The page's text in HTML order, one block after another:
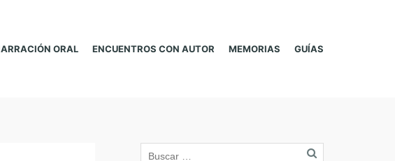
ORAL ENCUENTROS CON AUTOR MEMORIAS GUÍAS